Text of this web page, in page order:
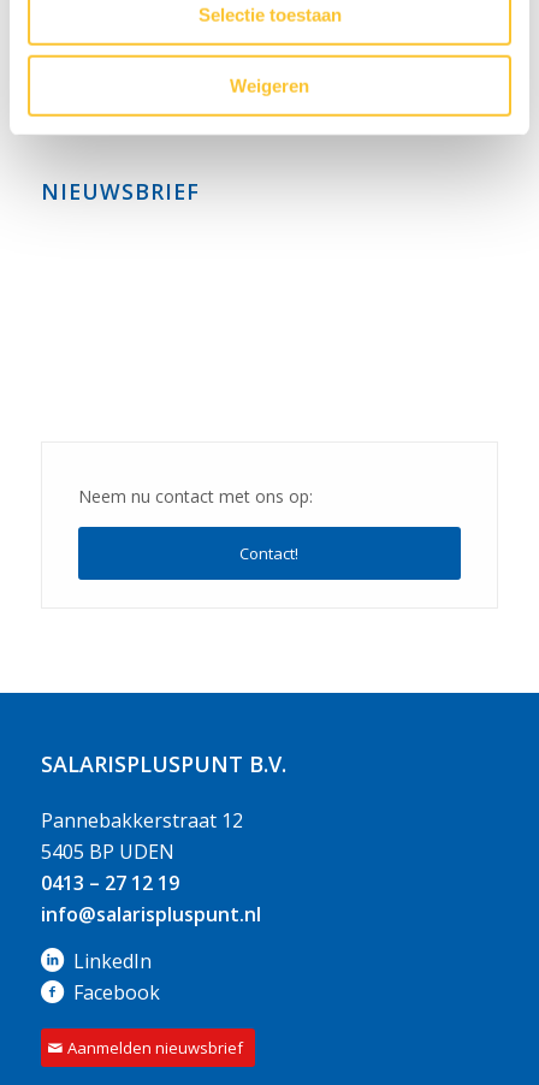
Selectie toestaan
Weigeren
mei 2022
NIEUWSBRIEF
Neem nu contact met ons op:
Contact!
SALARISPLUSPUNT B.V.
Pannebakkerstraat 12
5405 BP UDEN
0413 – 27 12 19
info@salarispluspunt.nl
LinkedIn
Facebook
Aanmelden nieuwsbrief